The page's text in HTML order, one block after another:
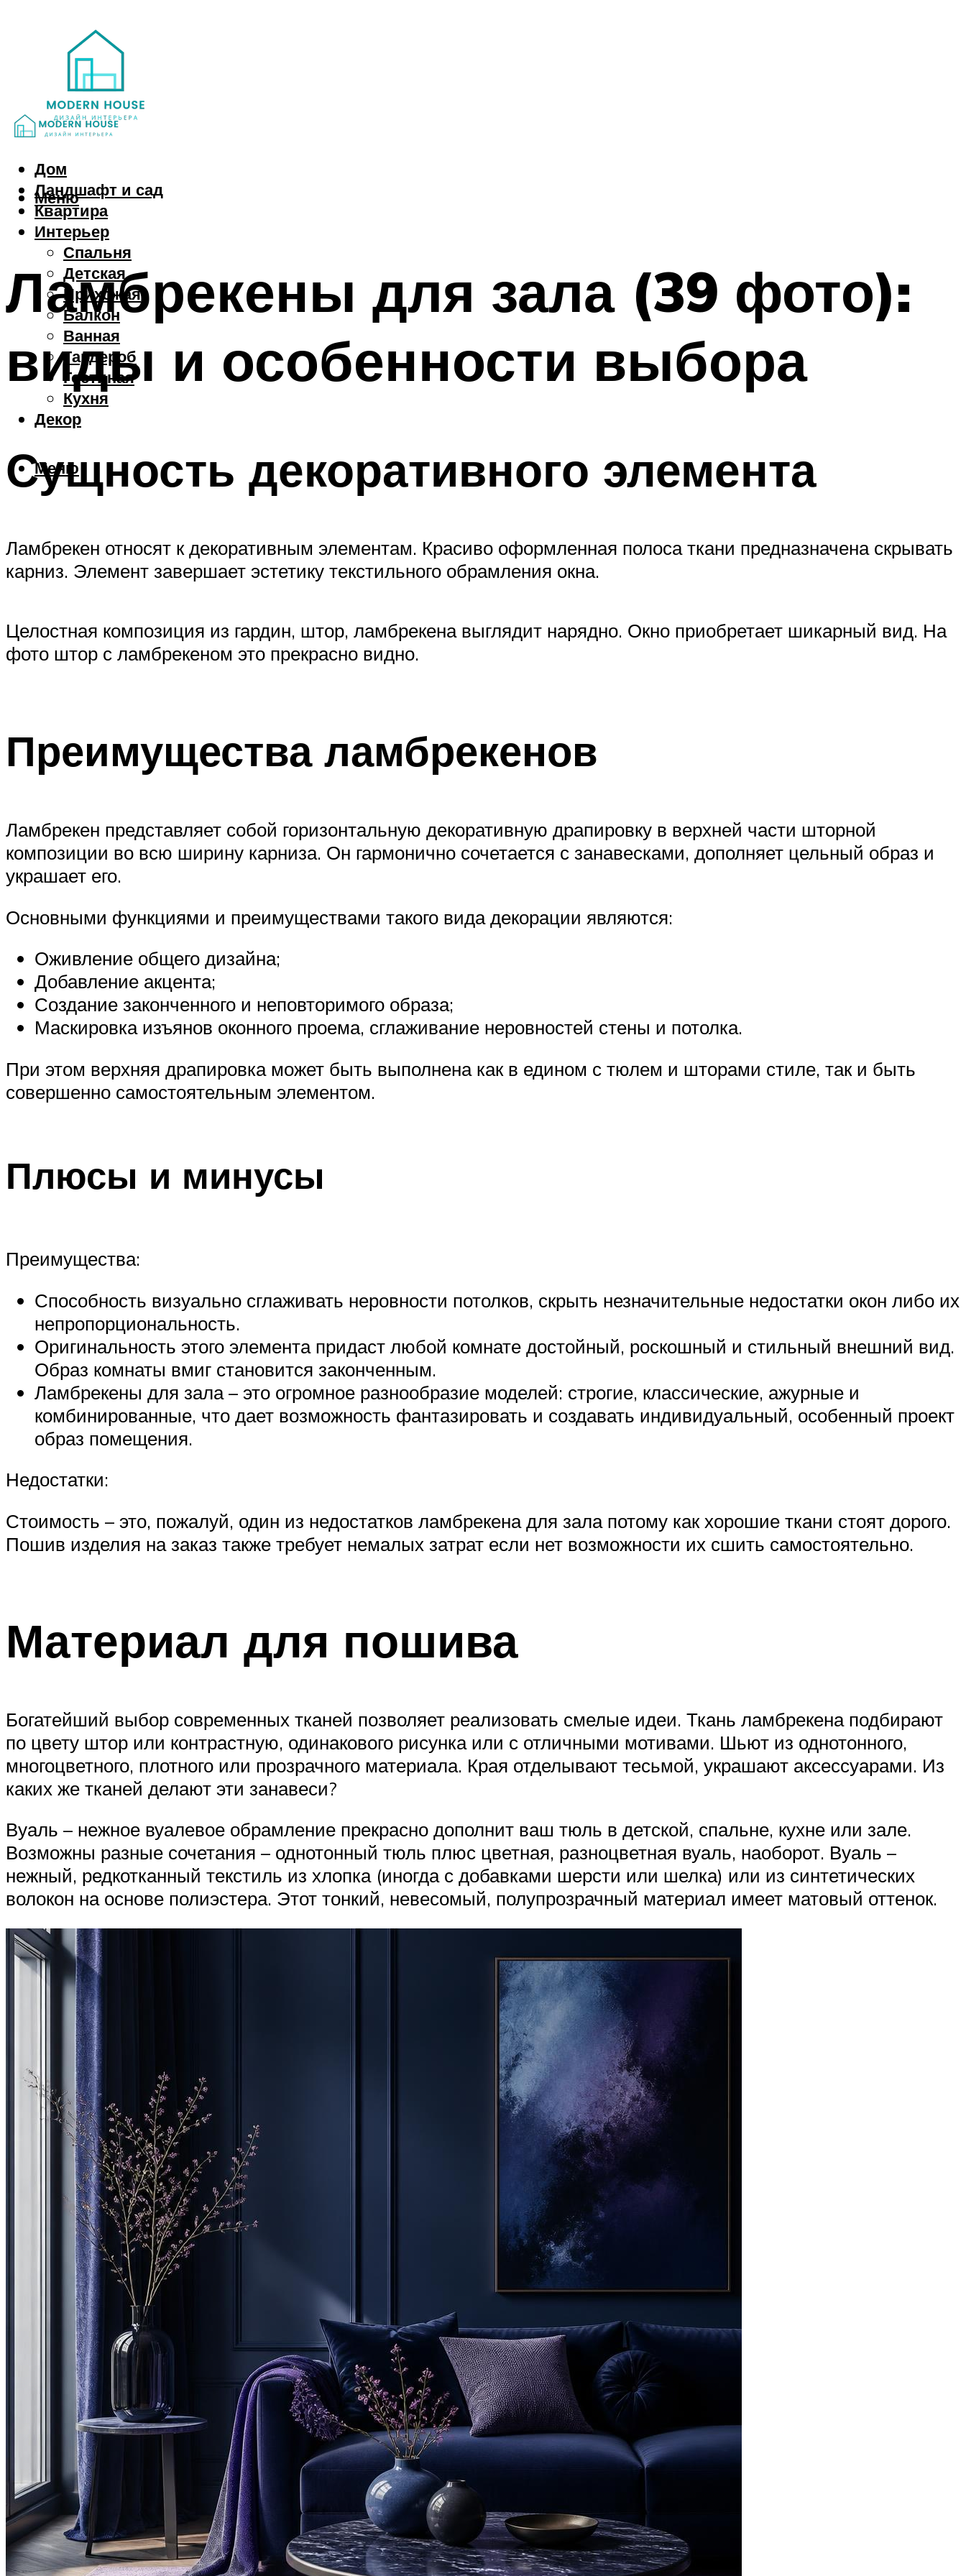
Дом
Ландшафт и сад
Квартира
Интерьер
Спальня
Детская
Прихожая
Балкон
Ванная
Гардероб
Гостиная
Кухня
Декор
Меню
Меню
Ламбрекены для зала (39 фото):
виды и особенности выбора
Сущность декоративного элемента
Ламбрекен относят к декоративным элементам. Красиво оформленная полоса ткани предназначена скрывать
карниз. Элемент завершает эстетику текстильного обрамления окна.
Целостная композиция из гардин, штор, ламбрекена выглядит нарядно. Окно приобретает шикарный вид. На
фото штор с ламбрекеном это прекрасно видно.
Преимущества ламбрекенов
Ламбрекен представляет собой горизонтальную декоративную драпировку в верхней части шторной
композиции во всю ширину карниза. Он гармонично сочетается с занавесками, дополняет цельный образ и
украшает его.
Основными функциями и преимуществами такого вида декорации являются:
Оживление общего дизайна;
Добавление акцента;
Создание законченного и неповторимого образа;
Маскировка изъянов оконного проема, сглаживание неровностей стены и потолка.
При этом верхняя драпировка может быть выполнена как в едином с тюлем и шторами стиле, так и быть
совершенно самостоятельным элементом.
Плюсы и минусы
Преимущества:
Способность визуально сглаживать неровности потолков, скрыть незначительные недостатки окон либо их
непропорциональность.
Оригинальность этого элемента придаст любой комнате достойный, роскошный и стильный внешний вид.
Образ комнаты вмиг становится законченным.
Ламбрекены для зала – это огромное разнообразие моделей: строгие, классические, ажурные и
комбинированные, что дает возможность фантазировать и создавать индивидуальный, особенный проект
образ помещения.
Недостатки:
Стоимость – это, пожалуй, один из недостатков ламбрекена для зала потому как хорошие ткани стоят дорого.
Пошив изделия на заказ также требует немалых затрат если нет возможности их сшить самостоятельно.
Материал для пошива
Богатейший выбор современных тканей позволяет реализовать смелые идеи. Ткань ламбрекена подбирают
по цвету штор или контрастную, одинакового рисунка или с отличными мотивами. Шьют из однотонного,
многоцветного, плотного или прозрачного материала. Края отделывают тесьмой, украшают аксессуарами. Из
каких же тканей делают эти занавеси?
Вуаль – нежное вуалевое обрамление прекрасно дополнит ваш тюль в детской, спальне, кухне или зале.
Возможны разные сочетания – однотонный тюль плюс цветная, разноцветная вуаль, наоборот. Вуаль –
нежный, редкотканный текстиль из хлопка (иногда с добавками шерсти или шелка) или из синтетических
волокон на основе полиэстера. Этот тонкий, невесомый, полупрозрачный материал имеет матовый оттенок.